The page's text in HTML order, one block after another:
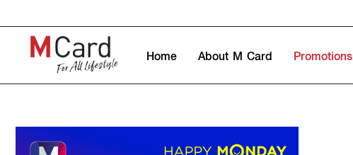
Home About M Card Promotions